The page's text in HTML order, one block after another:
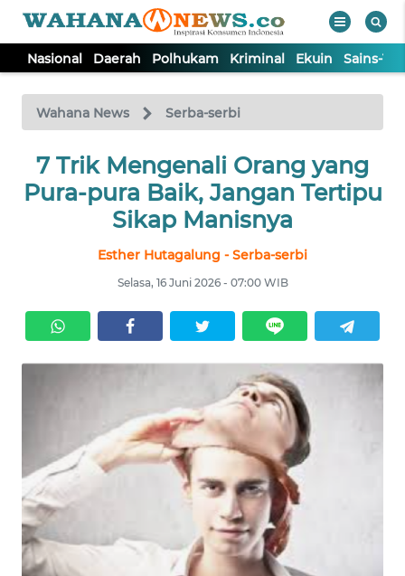
Nasional Daerah Polhukam Kriminal Ekuin Sains-
Wahana News Serba-serbi
7 Trik Mengenali Orang yang
Pura-pura Baik, Jangan Tertipu
Sikap Manisnya
Esther Hutagalung - Serba-serbi
Selasa, 16 Juni 2026 - 07:00 WIB
TV
Tutup
NASIONAL
KRIMINAL
EKUIN
KESEHATAN
INTERNASIONAL
SERBA-SERBI